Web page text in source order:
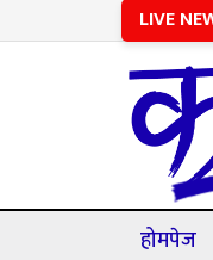
LIVE
शनिचर के
होमपेज